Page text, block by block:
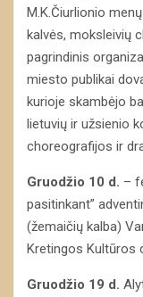
M.K.Čiurlionio
kalvės, moksleivių
pagrindinis
miesto publikai
kurioje skambėjo
lietuvių ir užsienio
choreografijos ir
Gruodžio 10 d. –
pasitinkant”
(žemaičių kalba)
Kretingos Kultūros
Gruodžio 19 d.